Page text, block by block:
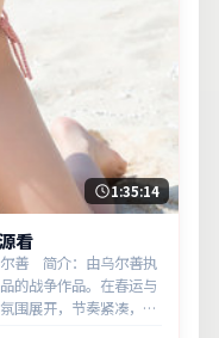
1:35:14
看
善 简介：由乌尔善执
的战争作品。在春运与
围展开，节奏紧凑，反